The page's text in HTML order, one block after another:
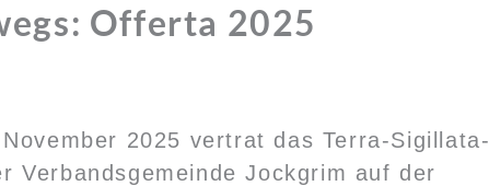
Offerta 2025
2025 vertrat das Terra-Sigillata-
Verbandsgemeinde Jockgrim auf der